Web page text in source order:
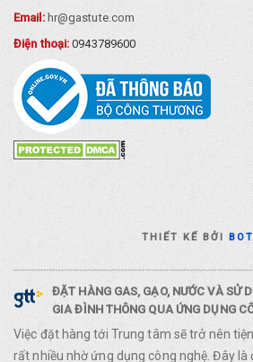
Email: hr@gastute.com
Điện thoại:0943789600
THIẾT KẾ BỞI
ĐẶT HÀNG GAS, GẠO, NƯỚC VÀ SỬ
GIA ĐÌNH THÔNG QUA ỨNG DỤNG
Việc đặt hàng tới Trung tâm sẽ trở nên
rất nhiều nhờ ứng dụng công nghệ. Đây là